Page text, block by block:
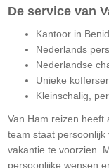
De service van
Kantoor in
Nederlands
Nederlandse
Unieke
Kleinschalig,
Van Ham reizen heeft
team staat
vakantie te voorzien.
persoonlijke wensen